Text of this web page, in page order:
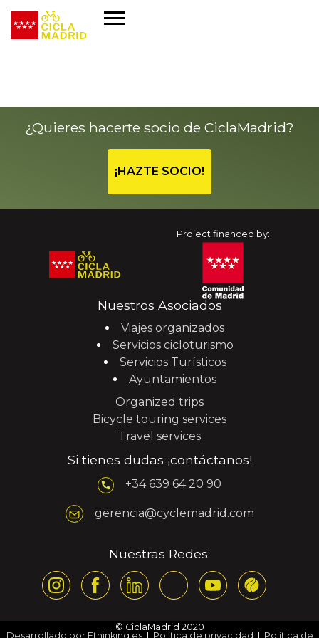
¿Quieres hacerte socio de CiclaMadrid?
¡HAZTE SOCIO!
Project financed by:
Nuestros Asociados
Viajes organizados
Servicios cicloturismo
Servicios Turísticos
Ayuntamientos
Organized trips
Bicycle touring services
Travel services
Si tienes dudas ¡contáctanos!
+34 639 64 20 90
gerencia@cyclemadrid.com
Nuestras Redes:
© CiclaMadrid 2020
Desarrollado por Ethinking.es| Política de privacidad | Política de